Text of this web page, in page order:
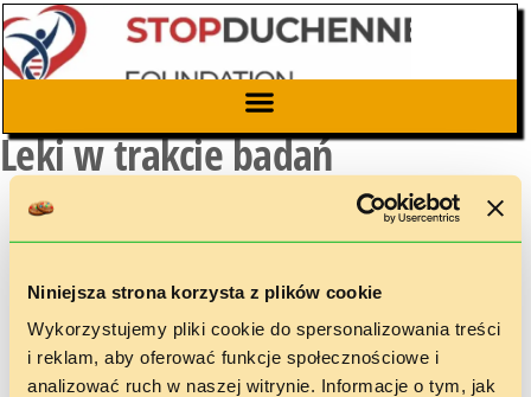
Niniejsza strona korzysta z plików cookie
Wykorzystujemy pliki cookie do spersonalizowania treści
i reklam, aby oferować funkcje społecznościowe i
analizować ruch w naszej witrynie. Informacje o tym, jak
Leki w trakcie badań